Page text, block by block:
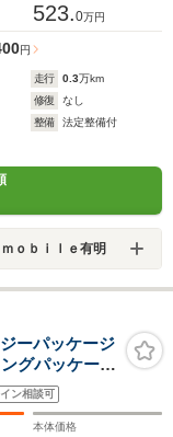
523.0万円
円
走行 0.3万km
修復
なし
整備
法定整備付
ｏｂｉｌｅ有明
ーパッケージ
グパッケー
MMIパッセ
ーター(フロ
ン相談可
本体価格